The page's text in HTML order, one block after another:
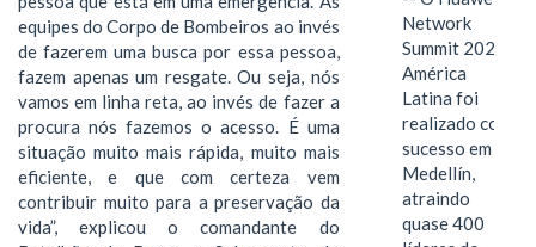
equipes do Corpo de Bombeiros ao invés
de fazerem uma busca por essa pessoa,
fazem apenas um resgate. Ou seja, nós
vamos em linha reta, ao invés de fazer a
procura nós fazemos o acesso. É uma
situação muito mais rápida, muito mais
eficiente, e que com certeza vem
contribuir muito para a preservação da
vida”, explicou o comandante do
Network
Summit 2026
América
Latina foi
realizado com
sucesso em
Medellín,
atraindo
quase 400